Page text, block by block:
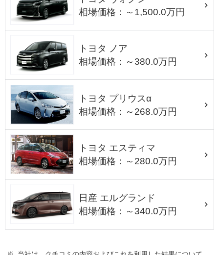
相場価格：～1,500.0万円
トヨタ ノア
相場価格：～380.0万円
トヨタ プリウスα
相場価格：～268.0万円
トヨタ エスティマ
相場価格：～280.0万円
日産 エルグランド
相場価格：～340.0万円